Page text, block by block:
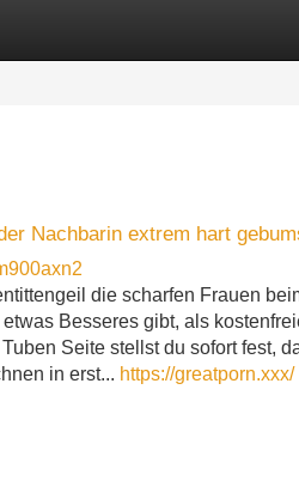
Nachbarin extrem hart
die scharfen Frauen
Besseres gibt, als
Seite stellst du sofort fest,
in erst... https://greatporn.xxx/